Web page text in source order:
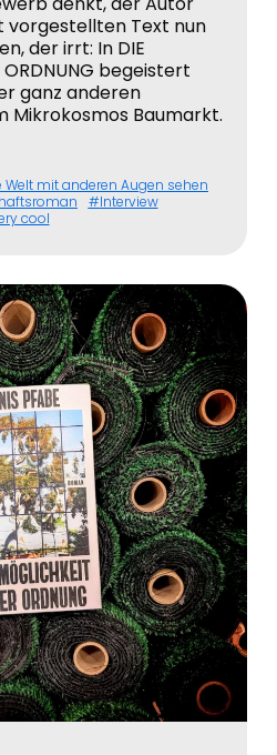
vorgestellten Text nun
der irrt: In DIE
ORDNUNG begeistert
ganz anderen
Mikrokosmos Baumarkt.
Welt mit anderen Augen sehen
Interview
cool